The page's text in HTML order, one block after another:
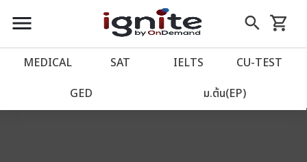
close
account_balance หน้าแรก
เว็บไซต์อิกไนท์
menu search
Skip
to
shopping_cart
รถเข็น
MEDICAL SAT IELTS CU‑TEST
GED ม.ต้น(EP)
We could not find anything for 80002040